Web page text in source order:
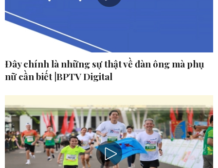
Đây chính là những sự thật về đàn ông mà phụ
nữ cần biết |BPTV Digital